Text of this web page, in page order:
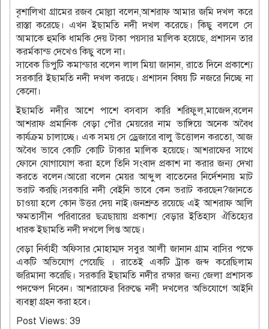
বৃশালিখা গ্রামের রজব মোল্লা বলেন,আশরাফ আমার জমি দখল করে
রাস্তা করেছে। এখন ইছামতি নদী দখল করেছে। কিছু বললে সে
আমাকে হুমকি ধামকি দেয় টাকা পয়সার মালিক হয়েছে, প্রশাসন তার
করর্মকান্ড দেখেও কিছু বলে না।
সাবেক ডিপুটি কমান্ডার বলেন লাল মিয়া জানান, রাতে দিনে প্রকাশ্যে
সরকারি ইছামতি নদী দখল করছে। প্রশাসন বিষয় টি নজরে নিচ্ছে না
কেনো।
ইছামতি নদীর আশে পাশে বসবাস কারি শরিফুল,মাজেদ,বলেন
আশরাফ প্রমানিক বেড়া পৌর মেয়রের নাম ভাঙ্গিয়ে অনেক অবৈধ
কার্যক্রম চালাচ্ছে। এক সময় সে ড্রেজারে বালু উত্তোলন করতো, আজ
অবৈধ ভাবে কোটি কোটি টাকার মালিক হয়েছে। আশরাফের সাথে
ফোনে যোগাযোগ করা হলে তিনি সংবাদ প্রকাশ না করার জন্য দেখা
করতে বলেন।আরো বলেন মেয়র আব্দুল বাতেনের নির্দেশনায় মাট
ভরাট করছি।সরকারি নদী বেইনি ভাবে কেন ভরাট করছেন?জানতে
চাওয়া হলে কোন উত্তর দেয় নাই।জনশ্রুত রয়েছে এই আশরাফ আলি
ক্ষমতাসীন পরিবারের ছত্রছায়ায় প্রকাশ্য বেড়ার ইতিহাস ঐতিহ্যের
ধারক ইছামতি নদী দখলে লিপ্ত আছে।
বেড়া নির্বাহী অফিসার মোহাম্মদ সবুর আলী জানান গ্রাম বাসির পক্ষে
একটি অভিযোগ পেয়েছি । রাতেই একটি ট্রাক জব্দ করেছিলাম
জরিমানা করেছি। সরকারি ইছামতি নদীর রক্ষার জন্য জেলা প্রশাসক
পদক্ষেপ নিবেন। আশরাফের বিরুদ্ধে নদী দখলের অভিযোগে আইনি
ব্যবস্থা গ্রহন করা হবে।
Post Views: 39